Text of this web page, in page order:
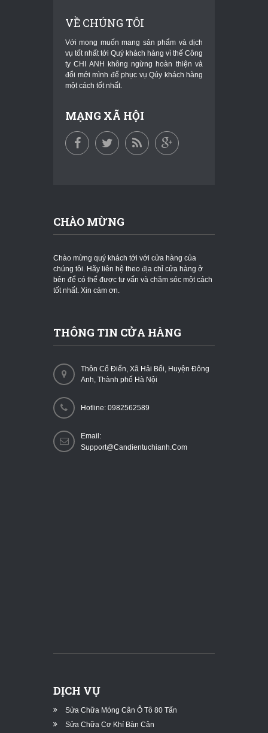
VỀ CHÚNG TÔI
Với mong muốn mang sản phẩm và dịch
vụ tốt nhất tới Quý khách hàng vì thế Công
ty CHI ANH không ngừng hoàn thiện và
đổi mới mình để phục vụ Qúy khách hàng
một cách tốt nhất.
MẠNG XÃ HỘI
CHÀO MỪNG
Chào mừng quý khách tới với cửa hàng của
chúng tôi. Hãy liên hệ theo địa chỉ cửa hàng ở
bên để có thể được tư vấn và chăm sóc một cách
tốt nhất. Xin cảm ơn.
THÔNG TIN CỬA HÀNG
Thôn Cổ Điển, Xã Hải Bối, Huyện Đông
Anh, Thành phố Hà Nội
Hotline: 0982562589
Email:
Support@candientuchianh.com
DỊCH VỤ
Sửa Chữa Móng Cân Ô Tô 80 Tấn
Sửa Chữa Cơ Khí Bàn Cân